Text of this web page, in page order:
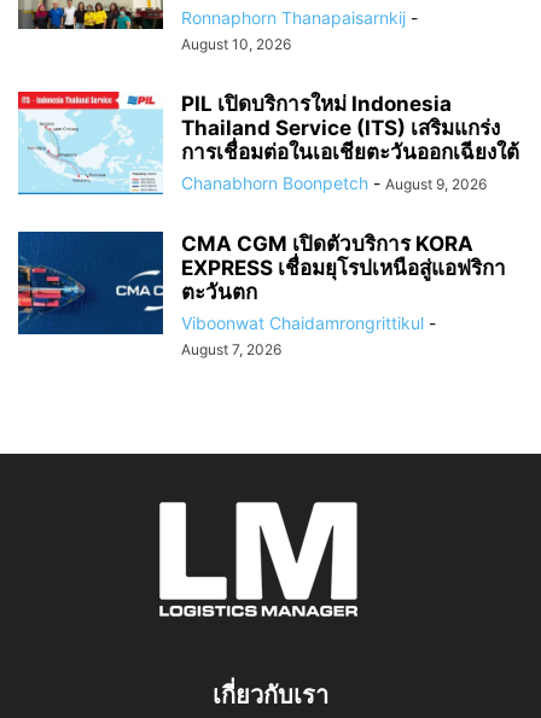
Ronnaphorn Thanapaisarnkij -
August 10, 2026
PIL เปิดบริการใหม่ Indonesia
Thailand Service (ITS) เสริมแกร่ง
การเชื่อมต่อในเอเชียตะวันออกเฉียงใต้
Chanabhorn Boonpetch - August 9, 2026
CMA CGM เปิดตัวบริการ KORA
EXPRESS เชื่อมยุโรปเหนือสู่แอฟริกา
ตะวันตก
Viboonwat Chaidamrongrittikul -
August 7, 2026
เกี่ยวกับเรา